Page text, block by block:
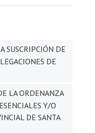
SUSCRIPCIÓN DE
DE
LA ORDENANZA
Y/O
DE SANTA